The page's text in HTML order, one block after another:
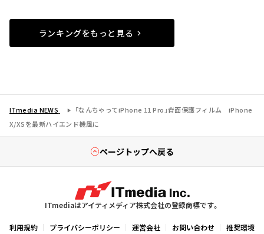
ランキングをもっと見る
ITmedia NEWS
「なんちゃってiPhone 11 Pro」背面保護フィルム iPhone
X/XSを最新ハイエンド機風に
ページトップへ戻る
ITmediaはアイティメディア株式会社の登録商標です。
利用規約 プライバシーポリシー 運営会社 お問い合わせ 推奨環境